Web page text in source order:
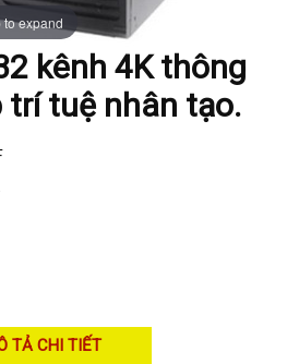
to expand
kênh 4K thông
tuệ nhân tạo.
TẢ CHI TIẾT